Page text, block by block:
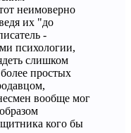
неимоверно
их "до
-
психологии,
слишком
простых
вообще мог
кого бы